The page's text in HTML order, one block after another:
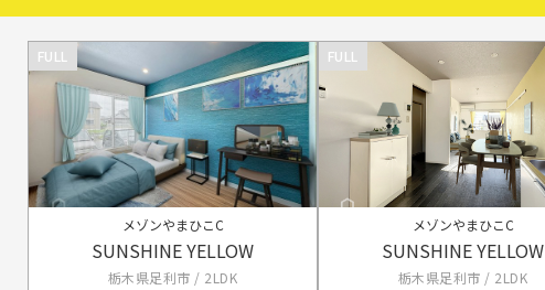
FULL
メゾンやまひこC
SUNSHINE YELLOW
栃木県足利市 / 2LDK
FULL
メゾンやまひこC
SUNSHINE YELLOW
栃木県足利市 / 2LDK